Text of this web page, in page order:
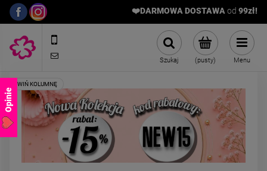
❤️DARMOWA DOSTAWA od 99zł!
sklep@stalowelove.com.pl (pusty)
Szukaj Menu
Opinie